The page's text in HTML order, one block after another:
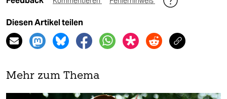
Diesen Artikel teilen
Mehr zum Thema